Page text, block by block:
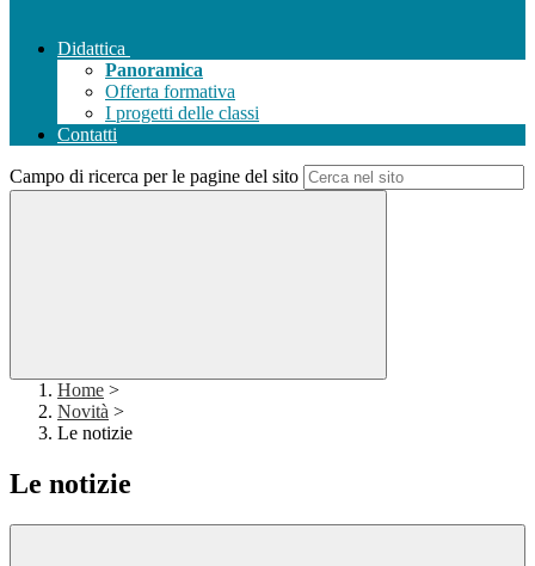
Didattica
Panoramica
Offerta formativa
I progetti delle classi
Contatti
Campo di ricerca per le pagine del sito
Home >
Novità >
Le notizie
Le notizie